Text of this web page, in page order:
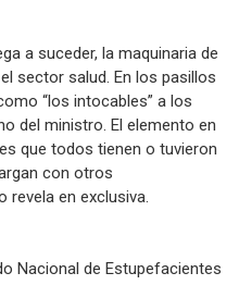
a suceder, la maquinaria de
sector salud. En los pasillos
“los intocables” a los
del ministro. El elemento en
que todos tienen o tuvieron
con otros
revela en exclusiva.
Nacional de Estupefacientes